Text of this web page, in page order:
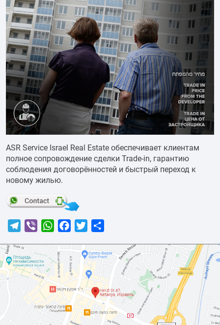
ASR Service Israel Real Estate обеспечивает клиентам
полное сопровождение сделки Trade-in, гарантию
соблюдения договорённостей и быстрый переход к
новому жилью.
Telegram
Viber WhatsAppFacebook
Twitter